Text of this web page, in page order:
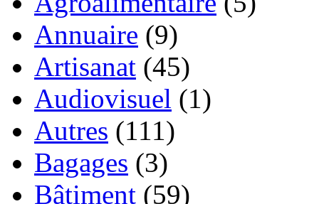
Annuaire (9)
Artisanat (45)
Audiovisuel (1)
Autres (111)
Bagages (3)
Bâtiment (59)